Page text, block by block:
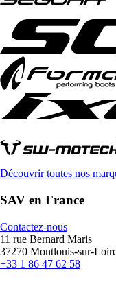
Découvrir toutes nos
SAV en France
Contactez-nous
11 rue Bernard Maris
37270 Montlouis-sur-
+33 1 86 47 62 58